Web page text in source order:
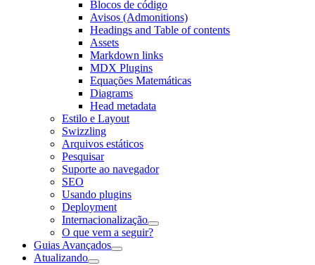
Blocos de código
Avisos (Admonitions)
Headings and Table of contents
Assets
Markdown links
MDX Plugins
Equações Matemáticas
Diagrams
Head metadata
Estilo e Layout
Swizzling
Arquivos estáticos
Pesquisar
Suporte ao navegador
SEO
Usando plugins
Deployment
Internacionalização
O que vem a seguir?
Guias Avançados
Atualizando